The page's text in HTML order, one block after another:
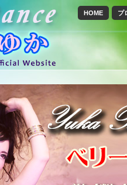
プ
HOME